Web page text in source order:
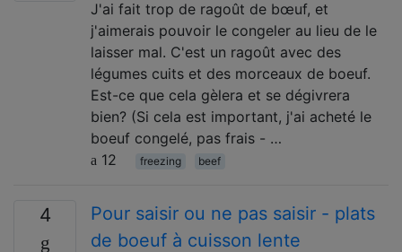
J'ai fait trop de ragoût de bœuf, et
j'aimerais pouvoir le congeler au lieu de le
laisser mal. C'est un ragoût avec des
légumes cuits et des morceaux de boeuf.
Est-ce que cela gèlera et se dégivrera
bien? (Si cela est important, j'ai acheté le
boeuf congelé, pas frais - …
12
freezing beef
4
Pour saisir ou ne pas saisir - plats
de boeuf à cuisson lente